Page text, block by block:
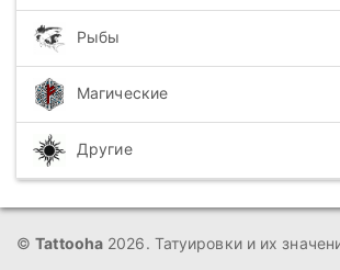
Рыбы
Магические
Другие
©Tattooha 2026. Татуировки и их